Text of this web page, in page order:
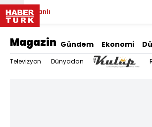
Canlı
Magazin Gündem Ekonomi
Televizyon Dünyadan